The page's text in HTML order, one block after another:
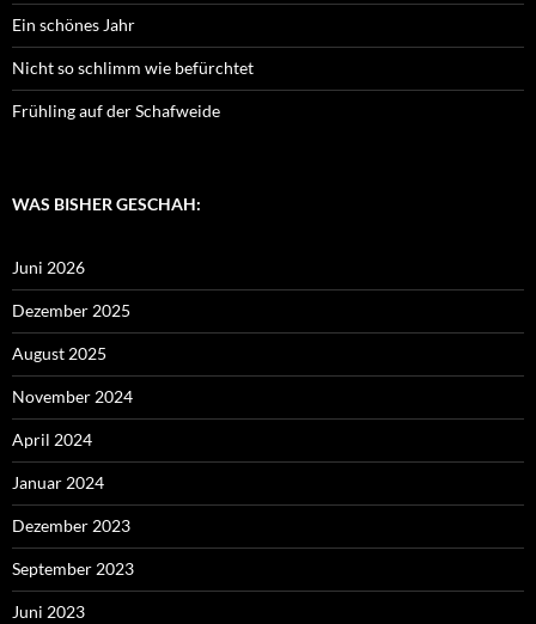
Ein schönes Jahr
Nicht so schlimm wie befürchtet
Frühling auf der Schafweide
WAS BISHER GESCHAH:
Juni 2026
Dezember 2025
August 2025
November 2024
April 2024
Januar 2024
Dezember 2023
September 2023
Juni 2023